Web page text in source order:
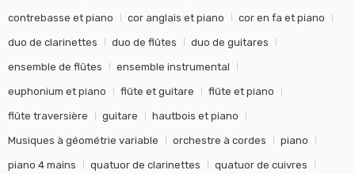
contrebasse et piano cor anglais et piano cor en fa et piano
duo de clarinettes duo de flûtes duo de guitares
ensemble de flûtes ensemble instrumental
euphonium et piano flûte et guitare flûte et piano
flûte traversière guitare hautbois et piano
Musiques à géométrie variable orchestre à cordes piano
piano 4 mains quatuor de clarinettes quatuor de cuivres